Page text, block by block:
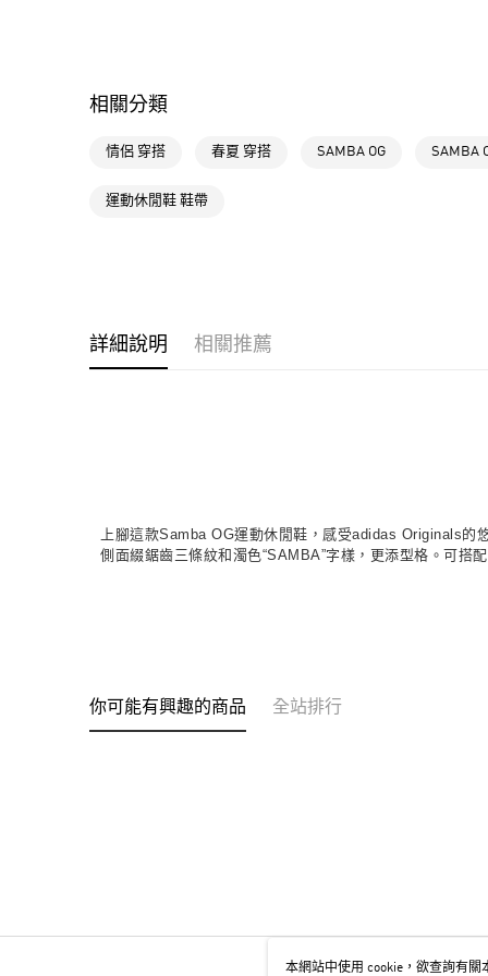
相關分類
情侶 穿搭 春夏 穿搭 SAMBA OG SAMBA
運動休閒鞋 鞋帶
詳細說明 相關推薦
上腳這款Samba OG運動休閒鞋，感受adidas Originals的
側面綴鋸齒三條紋和濁色“SAMBA”字樣，更添型格。可搭
你可能有興趣的商品 全站排行
本網站中使用 cookie，欲查詢有關